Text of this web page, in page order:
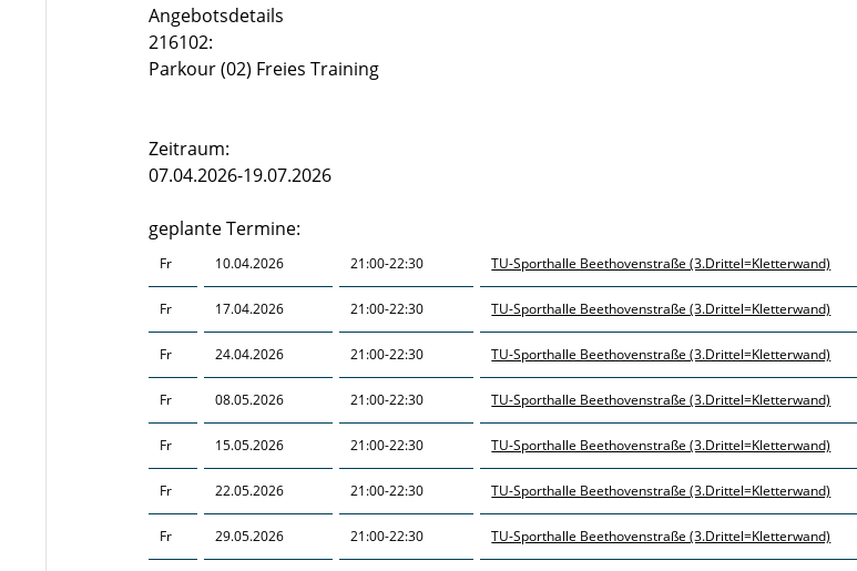
Angebotsdetails
216102:
Parkour (02) Freies Training
Zeitraum:
07.04.2026-19.07.2026
geplante Termine:
Fr 10.04.2026 21:00-22:30 TU-Sporthalle Beethovenstraße (3.Drittel=Kletterwand)
Fr 17.04.2026 21:00-22:30 TU-Sporthalle Beethovenstraße (3.Drittel=Kletterwand)
Fr 24.04.2026 21:00-22:30 TU-Sporthalle Beethovenstraße (3.Drittel=Kletterwand)
Fr 08.05.2026 21:00-22:30 TU-Sporthalle Beethovenstraße (3.Drittel=Kletterwand)
Fr 15.05.2026 21:00-22:30 TU-Sporthalle Beethovenstraße (3.Drittel=Kletterwand)
Fr 22.05.2026 21:00-22:30 TU-Sporthalle Beethovenstraße (3.Drittel=Kletterwand)
Fr 29.05.2026 21:00-22:30 TU-Sporthalle Beethovenstraße (3.Drittel=Kletterwand)